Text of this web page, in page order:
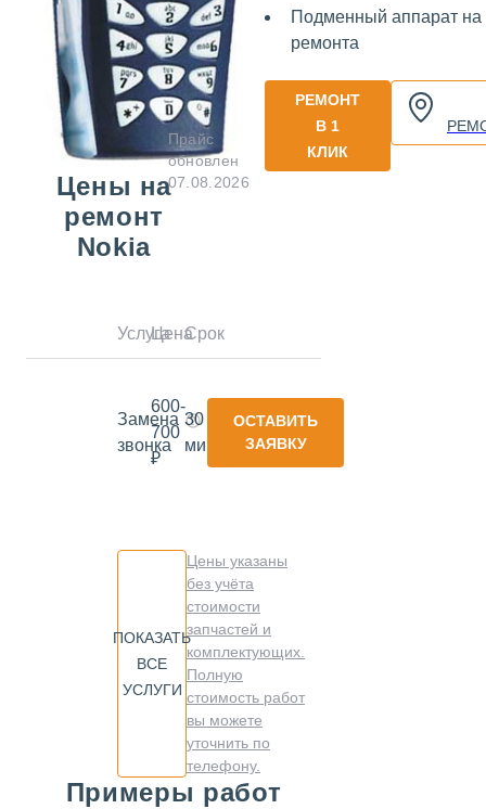
Подменный аппарат
ремонта
РЕМОНТ
В 1
КЛИК
Цены на
ремонт
Nokia
Прайс
обновлен
07.08.2026
УслугаЦенаСрок
Замена
звонка
600-
700
₽
30
минут
ОСТАВИТЬ
ЗАЯВКУ
ПОКАЗАТЬ
ВСЕ
УСЛУГИ
Цены указаны
без учёта
стоимости
запчастей и
комплектующих.
Полную
стоимость работ
вы можете
уточнить по
телефону.
Примеры работ